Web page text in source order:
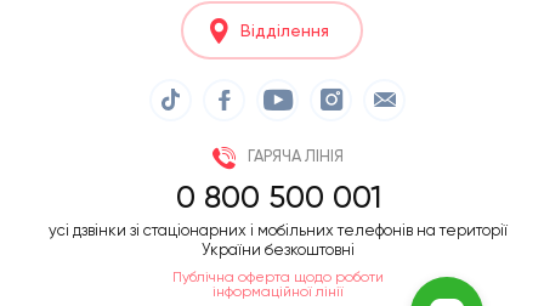
Відділення
ГАРЯЧА ЛІНІЯ
0 800 500 001
усі дзвінки зі стаціонарних і мобільних телефонів на території
України безкоштовні
Публічна оферта щодо роботи
інформаційної лінії